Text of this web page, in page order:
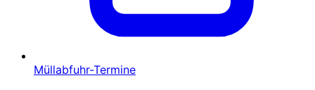
Müllabfuhr-Termine